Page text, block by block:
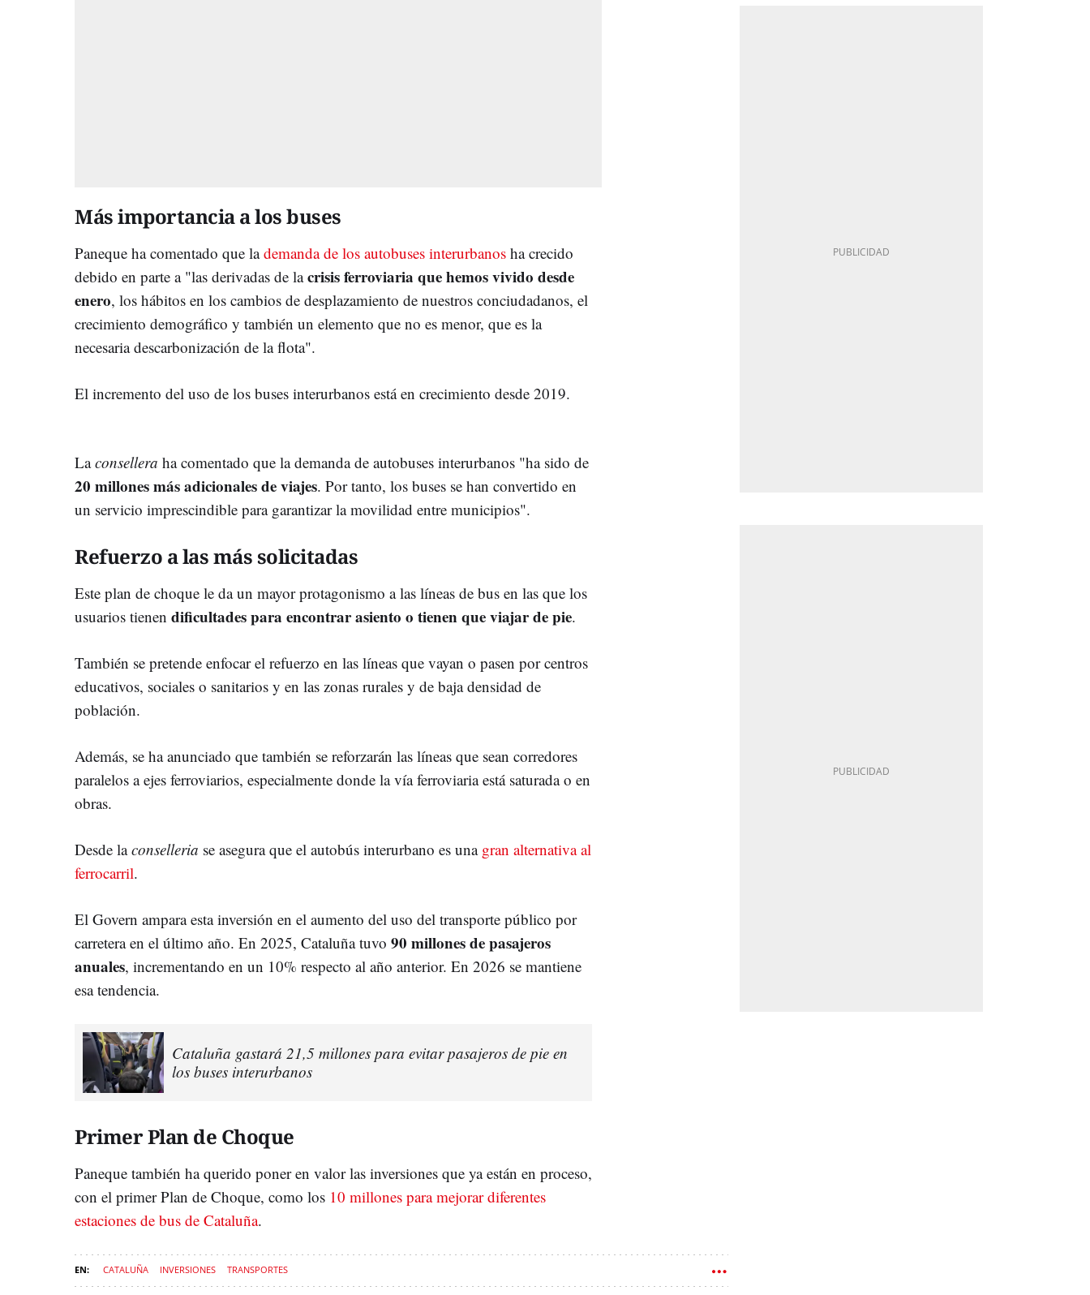
Más importancia a los buses
Paneque ha comentado que lademanda de los autobuses interurbanos ha crecido
debido en parte a "las derivadas de lacrisis ferroviaria que hemos vivido desde
enero, los hábitos en los cambios de desplazamiento de nuestros conciudadanos, el
crecimiento demográfico y también un elemento que no es menor, que es la
necesaria descarbonización de la flota".
El incremento del uso de los buses interurbanos está en crecimiento desde 2019.
Laconsellera ha comentado que la demanda de autobuses interurbanos "ha sido de
20 millones más adicionales de viajes. Por tanto, los buses se han convertido en
un servicio imprescindible para garantizar la movilidad entre municipios".
Refuerzo a las más solicitadas
Este plan de choque le da un mayor protagonismo a las líneas de bus en las que los
usuarios tienen dificultades para encontrar asiento o tienen que viajar de pie.
También se pretende enfocar el refuerzo en las líneas que vayan o pasen por centros
educativos, sociales o sanitarios y en las zonas rurales y de baja densidad de
población.
Además, se ha anunciado que también se reforzarán las líneas que sean corredores
paralelos a ejes ferroviarios, especialmente donde la vía ferroviaria está saturada o en
obras.
Desde laconselleria se asegura que el autobús interurbano es una gran alternativa al
ferrocarril.
El Govern ampara esta inversión en el aumento del uso del transporte público por
carretera en el último año. En 2025, Cataluña tuvo 90 millones de pasajeros
anuales, incrementando en un 10% respecto al año anterior. En 2026 se mantiene
esa tendencia.
Cataluña gastará 21,5 millones para evitar pasajeros de pie en
los buses interurbanos
Primer Plan de Choque
Paneque también ha querido poner en valor las inversiones que ya están en proceso,
con el primer Plan de Choque, como los 10 millones para mejorar diferentes
estaciones de bus de Cataluña.
CATALUÑA INVERSIONES TRANSPORTES